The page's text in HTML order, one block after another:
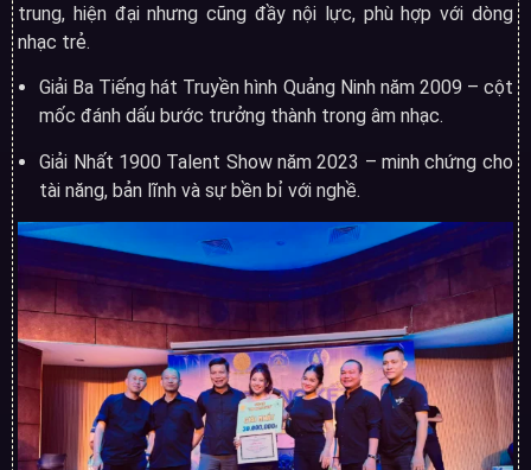
trung, hiện đại nhưng cũng đầy nội lực, phù hợp với dòng
nhạc trẻ.
Giải Ba Tiếng hát Truyền hình Quảng Ninh năm 2009 – cột
mốc đánh dấu bước trưởng thành trong âm nhạc.
Giải Nhất 1900 Talent Show năm 2023 – minh chứng cho
tài năng, bản lĩnh và sự bền bỉ với nghề.